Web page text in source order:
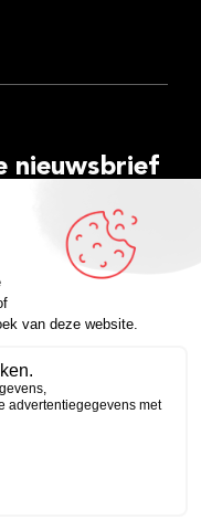
nieuwsbrief